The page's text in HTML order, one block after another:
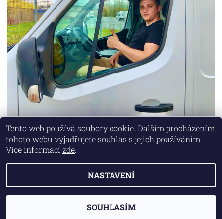
Lokality Marketing zajišťuje společnost X-VISION
2026 © AUTO MD, všechna práva vyhrazena
Vytvořil Shoptet
Tento web používá soubory cookie. Dalším procházením
tohoto webu vyjadřujete souhlas s jejich používáním..
Více informací zde.
NASTAVENÍ
SOUHLASÍM